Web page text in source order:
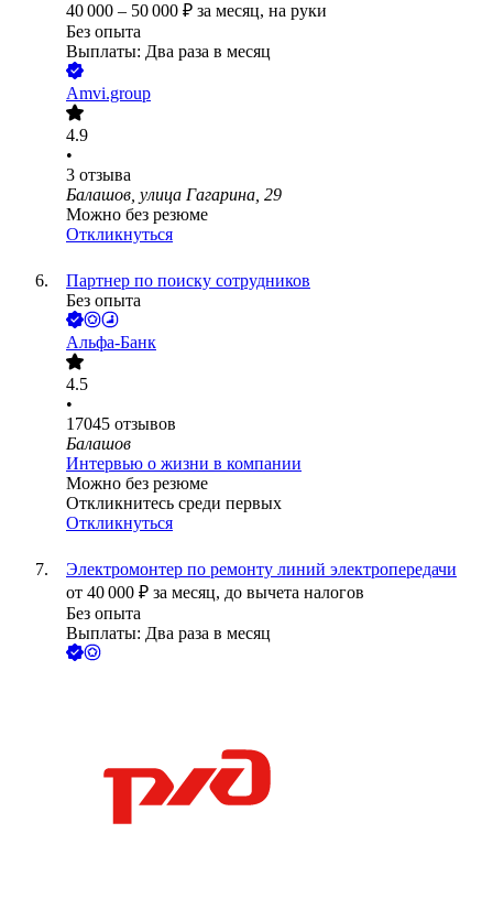
40 000 – 50 000 ₽ за месяц, на руки
Без опыта
Выплаты: Два раза в месяц
Amvi.group
4.9
•
3 отзыва
Балашов, улица Гагарина, 29
Можно без резюме
Откликнуться
Партнер по поиску сотрудников
Без опыта
Альфа-Банк
4.5
•
17045 отзывов
Балашов
Интервью о жизни в компании
Можно без резюме
Откликнитесь среди первых
Откликнуться
Электромонтер по ремонту линий электропередачи
от 40 000 ₽ за месяц, до вычета налогов
Без опыта
Выплаты: Два раза в месяц